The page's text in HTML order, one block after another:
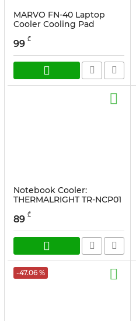
MARVO FN-40 Laptop
Cooler Cooling Pad
სასაქონლო კოდი:
99 ₾
Notebook Cooler:
THERMALRIGHT TR-NCP01
Notebook Cooling Stand
Silver
სასაქონლო კოდი: 13529
89 ₾
-47.06 %